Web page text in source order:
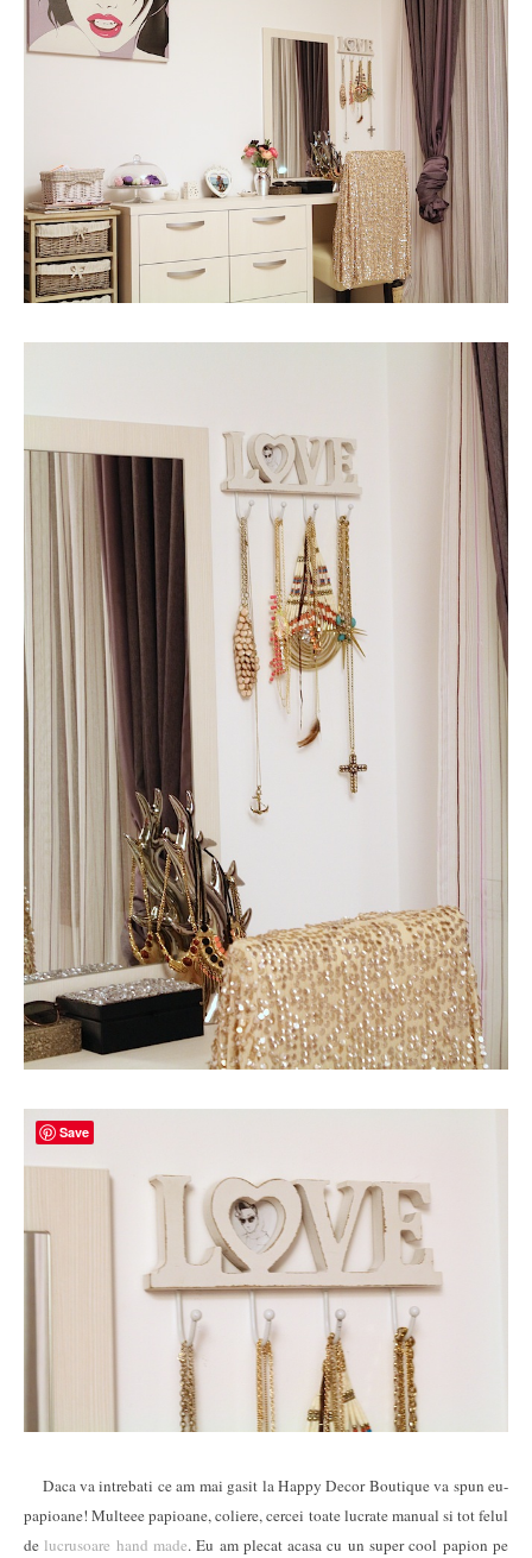
Daca va intrebati ce am mai gasit la Happy Decor Boutique va spun eu-
papioane! Multeee papioane, coliere, cercei toate lucrate manual si tot felul
de lucrusoare hand made. Eu am plecat acasa cu un super cool papion pe
Save